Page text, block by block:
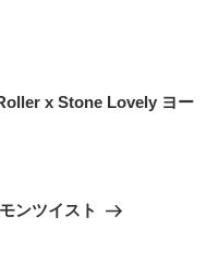
x Stone Lovely ヨー
ンツイスト